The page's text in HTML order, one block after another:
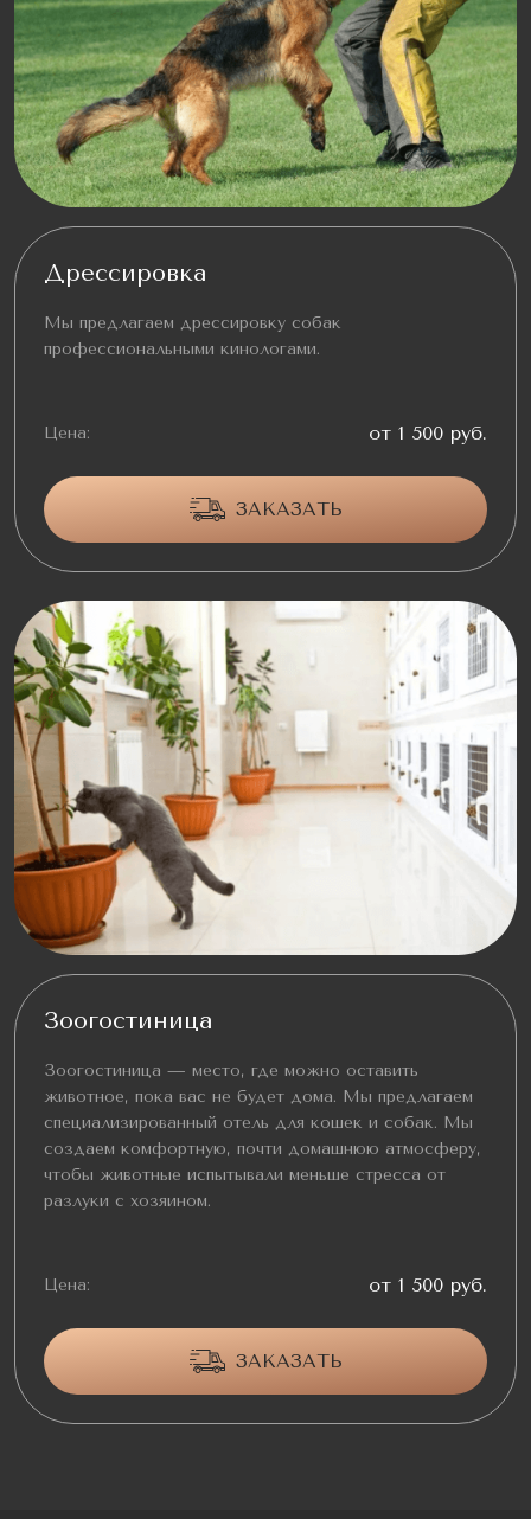
Дрессировка
Мы предлагаем дрессировку собак
профессиональными кинологами.
Цена: от 1 500 руб.
ЗАКАЗАТЬ
Зоогостиница
Зоогостиница — место, где можно оставить
животное, пока вас не будет дома. Мы предлагаем
специализированный отель для кошек и собак. Мы
создаем комфортную, почти домашнюю атмосферу,
чтобы животные испытывали меньше стресса от
разлуки с хозяином.
Цена: от 1 500 руб.
ЗАКАЗАТЬ